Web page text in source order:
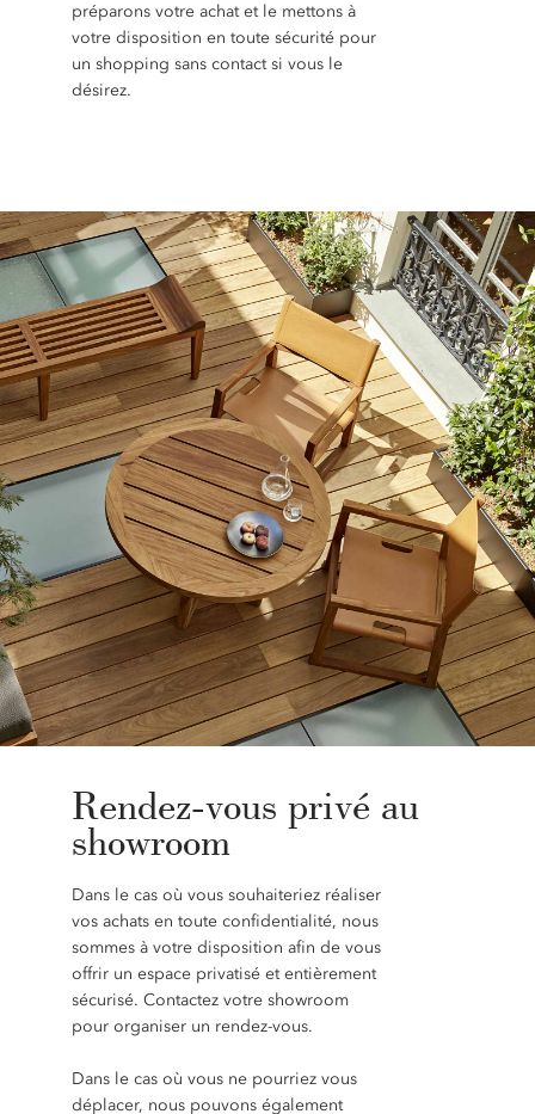
préparons votre achat et le mettons à
votre disposition en toute sécurité pour
un shopping sans contact si vous le
désirez.
Rendez-vous privé au
showroom
Dans le cas où vous souhaiteriez réaliser
vos achats en toute confidentialité, nous
sommes à votre disposition afin de vous
offrir un espace privatisé et entièrement
sécurisé. Contactez votre showroom
pour organiser un rendez-vous.
Dans le cas où vous ne pourriez vous
déplacer, nous pouvons également